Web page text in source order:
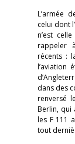
L’armée
celui dont
n’est
rappeler
récents :
l’aviation
dans des
renversé
Berlin, qui
les F 111
tout